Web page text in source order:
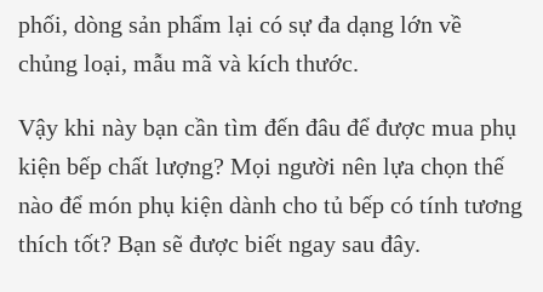
phối, dòng sản phẩm lại có sự đa dạng lớn về
chủng loại, mẫu mã và kích thước.
Vậy khi này bạn cần tìm đến đâu để được mua phụ
kiện bếp chất lượng? Mọi người nên lựa chọn thế
nào để món phụ kiện dành cho tủ bếp có tính tương
thích tốt? Bạn sẽ được biết ngay sau đây.